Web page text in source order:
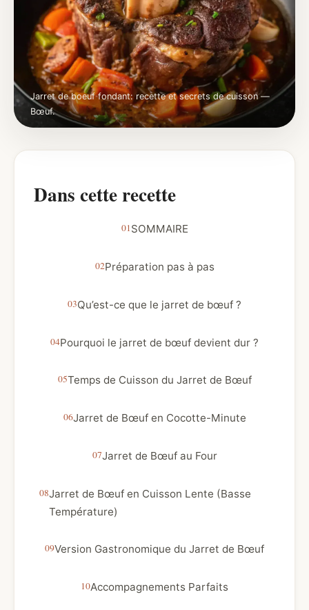
Jarret de boeuf fondant: recette et secrets de cuisson —
Bœuf.
Dans cette recette
SOMMAIRE
Préparation pas à pas
Qu’est-ce que le jarret de bœuf ?
Pourquoi le jarret de bœuf devient dur ?
Temps de Cuisson du Jarret de Bœuf
Jarret de Bœuf en Cocotte-Minute
Jarret de Bœuf au Four
Jarret de Bœuf en Cuisson Lente (Basse
Température)
Version Gastronomique du Jarret de Bœuf
Accompagnements Parfaits